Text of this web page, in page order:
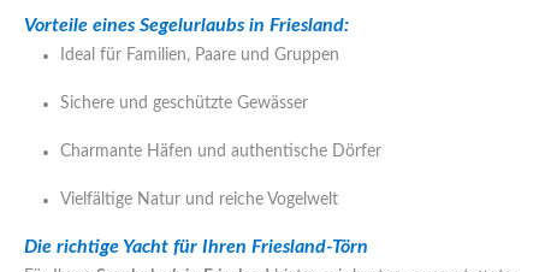
Vorteile eines Segelurlaubs in Friesland:
Ideal für Familien, Paare und Gruppen
Sichere und geschützte Gewässer
Charmante Häfen und authentische Dörfer
Vielfältige Natur und reiche Vogelwelt
Die richtige Yacht für Ihren Friesland-Törn